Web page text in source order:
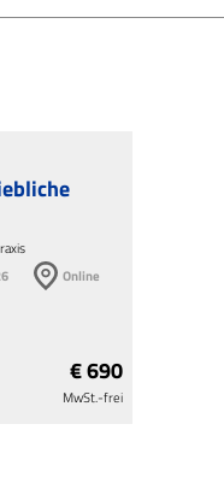
Online
€ 690
MwSt.-frei